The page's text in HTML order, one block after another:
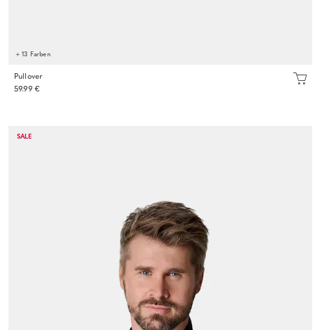
+ 13 Farben
Pullover
59.99 €
SALE